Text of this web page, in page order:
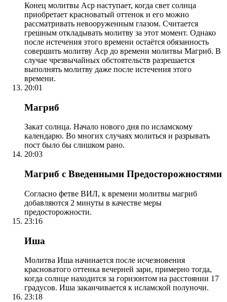
Конец молитвы Аср наступает, когда свет солнца
приобретает красноватый оттенок и его можно
рассматривать невооруженным глазом. Считается
грешным откладывать молитву за этот момент. Однако
после истечения этого времени остаётся обязанность
совершить молитву Аср до времени молитвы Магриб. В
случае чрезвычайных обстоятельств разрешается
выполнять молитву даже после истечения этого
времени.
20:01
Магриб
Закат солнца. Начало нового дня по исламскому
календарю. Во многих случаях молиться и разрывать
пост было бы слишком рано.
20:03
Магриб с Введенными Предосторожностями
Согласно фетве ВИЛ, к времени молитвы магриб
добавляются 2 минуты в качестве меры
предосторожности.
23:16
Иша
Молитва Иша начинается после исчезновения
красноватого оттенка вечерней зари, примерно тогда,
когда солнце находится за горизонтом на расстоянии 17
градусов. Иша заканчивается к исламской полуночи.
23:18